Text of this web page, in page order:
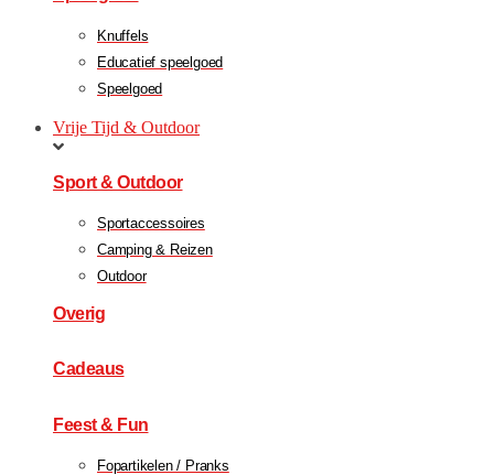
Knuffels
Educatief speelgoed
Speelgoed
Vrije Tijd & Outdoor
Sport & Outdoor
Sportaccessoires
Camping & Reizen
Outdoor
Overig
Cadeaus
Feest & Fun
Fopartikelen / Pranks